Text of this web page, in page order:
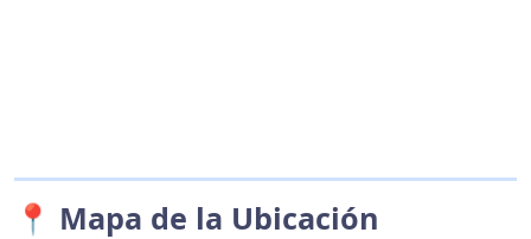
📍 Mapa de la Ubicación